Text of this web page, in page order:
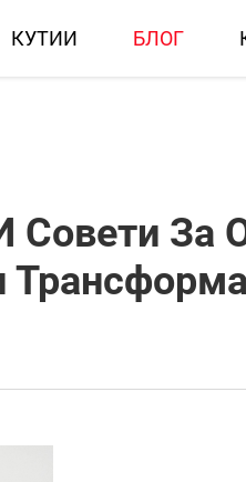
КУТИИ БЛОГ
Совети За